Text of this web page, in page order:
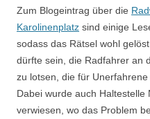
Zum Blogeintrag über die
Karolinenplatz sind einige
sodass das Rätsel wohl
dürfte sein, die Radfahrer an
zu lotsen, die für
Dabei wurde auch
verwiesen, wo das Problem